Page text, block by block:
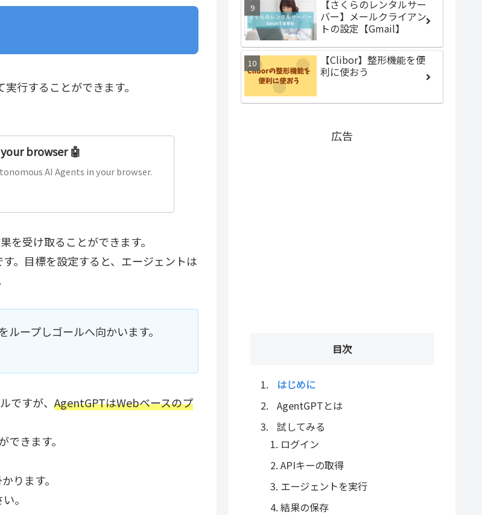
行することができます。
browser 🤖
AI Agents in your browser.
を受け取ることができます。
。目標を設定すると、エージェントは
ープしゴールへ向かいます。
ですが、AgentGPTはWebベースのプ
きます。
ります。
。
【さくらのレンタルサー
バー】メールクライアン
トの設定【Gmail】
【Clibor】整形機能を便
利に使おう
広告
目次
はじめに
AgentGPTとは
試してみる
ログイン
APIキーの取得
エージェントを実行
結果の保存